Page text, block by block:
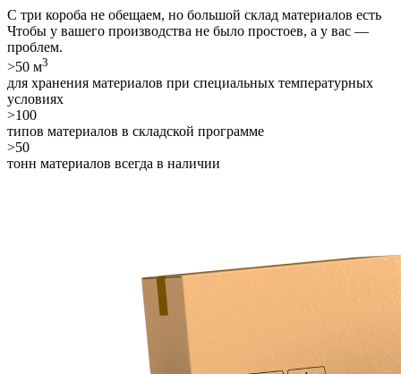
С три короба не обещаем, но большой склад материалов есть
Чтобы у вашего производства не было простоев, а у вас —
проблем.
>50 м3
для хранения материалов при специальных температурных
условиях
>100
типов материалов в складской программе
>50
тонн материалов всегда в наличии